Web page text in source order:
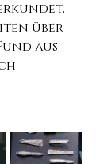
über
aus